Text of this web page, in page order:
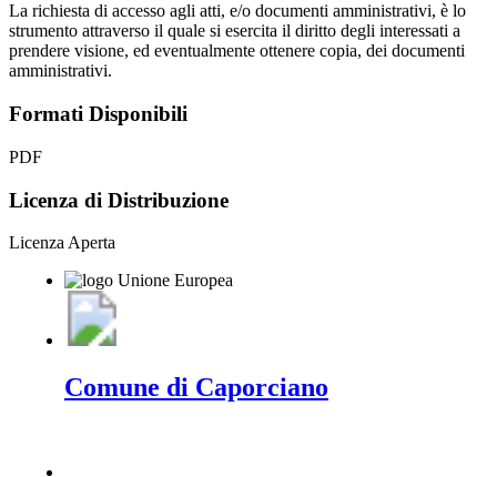
La richiesta di accesso agli atti, e/o documenti amministrativi, è lo
strumento attraverso il quale si esercita il diritto degli interessati a
prendere visione, ed eventualmente ottenere copia, dei documenti
amministrativi.
Formati Disponibili
PDF
Licenza di Distribuzione
Licenza Aperta
Comune di Caporciano